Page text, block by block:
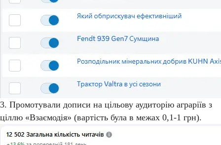
3. Промотували дописи на цільову аудиторію аграріїв з
ціллю «Взаємодія» (вартість була в межах 0,1-1 грн).